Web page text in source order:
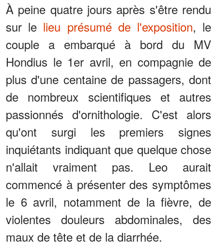
À peine quatre jours après s'être rendu
sur le lieu présumé de l'exposition, le
couple a embarqué à bord du MV
Hondius le 1er avril, en compagnie de
plus d'une centaine de passagers, dont
de nombreux scientifiques et autres
passionnés d'ornithologie. C'est alors
qu'ont surgi les premiers signes
inquiétants indiquant que quelque chose
n'allait vraiment pas. Leo aurait
commencé à présenter des symptômes
le 6 avril, notamment de la fièvre, de
violentes douleurs abdominales, des
maux de tête et de la diarrhée.